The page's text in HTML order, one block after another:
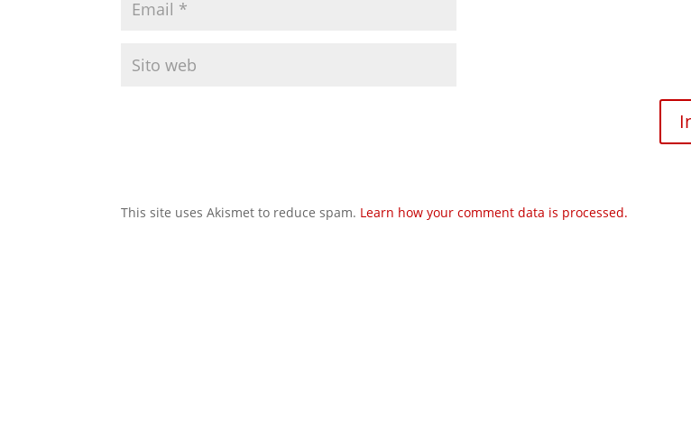
This site uses Akismet to reduce spam. Learn how your comment data is processed.